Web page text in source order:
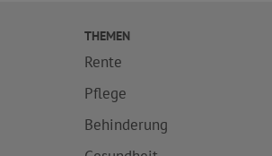
THEMEN
Rente
Pflege
Behinderung